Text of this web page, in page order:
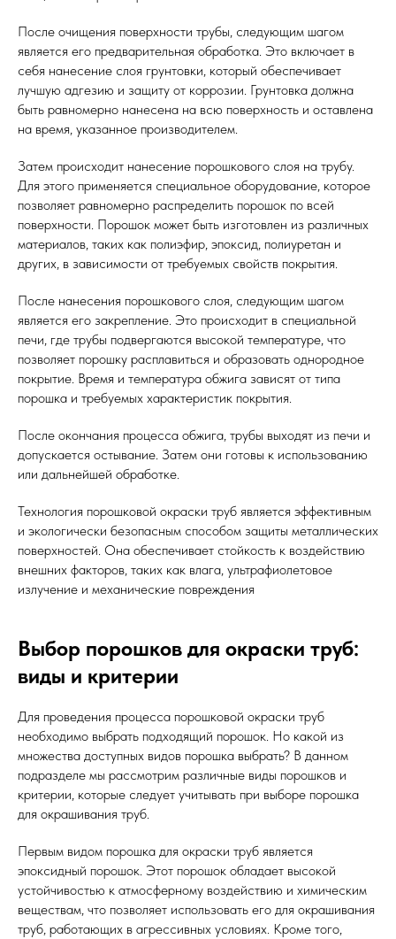
После очищения поверхности трубы, следующим шагом
является его предварительная обработка. Это включает в
себя нанесение слоя грунтовки, который обеспечивает
лучшую адгезию и защиту от коррозии. Грунтовка должна
быть равномерно нанесена на всю поверхность и оставлена
на время, указанное производителем.
Затем происходит нанесение порошкового слоя на трубу.
Для этого применяется специальное оборудование, которое
позволяет равномерно распределить порошок по всей
поверхности. Порошок может быть изготовлен из различных
материалов, таких как полиэфир, эпоксид, полиуретан и
других, в зависимости от требуемых свойств покрытия.
После нанесения порошкового слоя, следующим шагом
является его закрепление. Это происходит в специальной
печи, где трубы подвергаются высокой температуре, что
позволяет порошку расплавиться и образовать однородное
покрытие. Время и температура обжига зависят от типа
порошка и требуемых характеристик покрытия.
После окончания процесса обжига, трубы выходят из печи и
допускается остывание. Затем они готовы к использованию
или дальнейшей обработке.
Технология порошковой окраски труб является эффективным
и экологически безопасным способом защиты металлических
поверхностей. Она обеспечивает стойкость к воздействию
внешних факторов, таких как влага, ультрафиолетовое
излучение и механические повреждения
Выбор порошков для окраски труб:
виды и критерии
Для проведения процесса порошковой окраски труб
необходимо выбрать подходящий порошок. Но какой из
множества доступных видов порошка выбрать? В данном
подразделе мы рассмотрим различные виды порошков и
критерии, которые следует учитывать при выборе порошка
для окрашивания труб.
Первым видом порошка для окраски труб является
эпоксидный порошок. Этот порошок обладает высокой
устойчивостью к атмосферному воздействию и химическим
веществам, что позволяет использовать его для окрашивания
труб, работающих в агрессивных условиях. Кроме того,